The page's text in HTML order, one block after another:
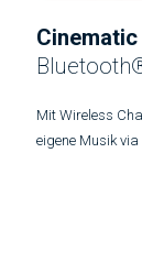
Mit Wireless
eigene Musik